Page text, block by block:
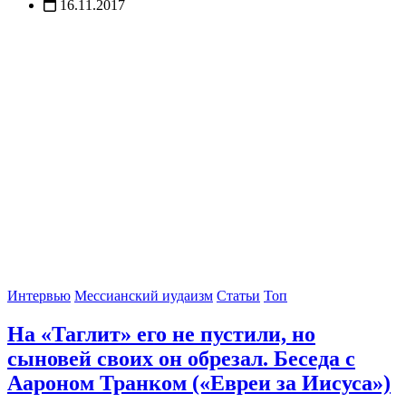
16.11.2017
Интервью Мессианский иудаизм Статьи Топ
На «Таглит» его не пустили, но
сыновей своих он обрезал. Беседа с
Аароном Транком («Евреи за Иисуса»)